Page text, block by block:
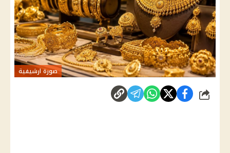
صورة ارشيفية
شارك